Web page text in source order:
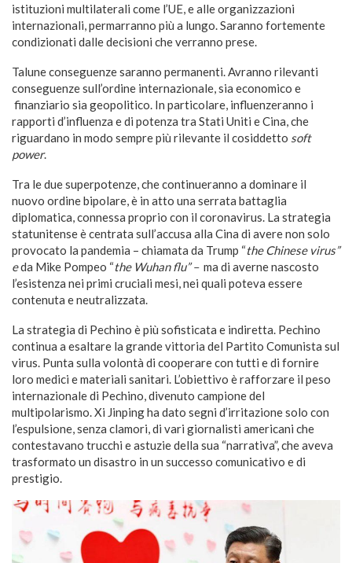
istituzioni multilaterali come l’UE, e alle organizzazioni
internazionali, permarranno più a lungo. Saranno fortemente
condizionati dalle decisioni che verranno prese.
Talune conseguenze saranno permanenti. Avranno rilevanti
conseguenze sull’ordine internazionale, sia economico e
finanziario sia geopolitico. In particolare, influenzeranno i
rapporti d’influenza e di potenza tra Stati Uniti e Cina, che
riguardano in modo sempre più rilevante il cosiddetto soft
power.
Tra le due superpotenze, che continueranno a dominare il
nuovo ordine bipolare, è in atto una serrata battaglia
diplomatica, connessa proprio con il coronavirus. La strategia
statunitense è centrata sull’accusa alla Cina di avere non solo
provocato la pandemia – chiamata da Trump “the Chinese virus”
eda Mike Pompeo “the Wuhan flu” – ma di averne nascosto
l’esistenza nei primi cruciali mesi, nei quali poteva essere
contenuta e neutralizzata.
La strategia di Pechino è più sofisticata e indiretta. Pechino
continua a esaltare la grande vittoria del Partito Comunista sul
virus. Punta sulla volontà di cooperare con tutti e di fornire
loro medici e materiali sanitari. L’obiettivo è rafforzare il peso
internazionale di Pechino, divenuto campione del
multipolarismo. Xi Jinping ha dato segni d’irritazione solo con
l’espulsione, senza clamori, di vari giornalisti americani che
contestavano trucchi e astuzie della sua “narrativa”, che aveva
trasformato un disastro in un successo comunicativo e di
prestigio.